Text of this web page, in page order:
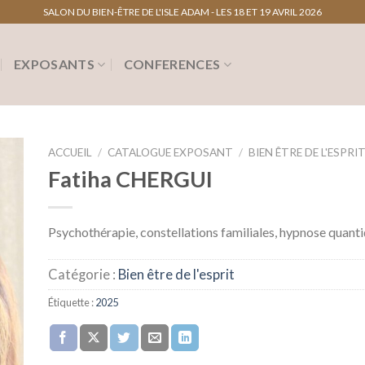
SALON DU BIEN-ÊTRE DE L'ISLE ADAM - LES 18 ET 19 AVRIL 2026
EXPOSANTS CONFERENCES
ACCUEIL / CATALOGUE EXPOSANT / BIEN ÊTRE DE L'ESPRIT
Fatiha CHERGUI
Psychothérapie, constellations familiales, hypnose
Catégorie : Bien être de l'esprit
Étiquette :2025